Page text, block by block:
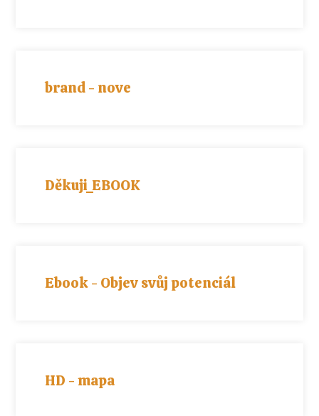
brand - nove
Děkuji_EBOOK
Ebook - Objev svůj potenciál
HD - mapa